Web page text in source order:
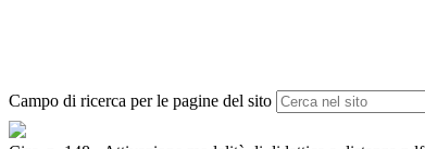
Campo di ricerca per le pagine del sito